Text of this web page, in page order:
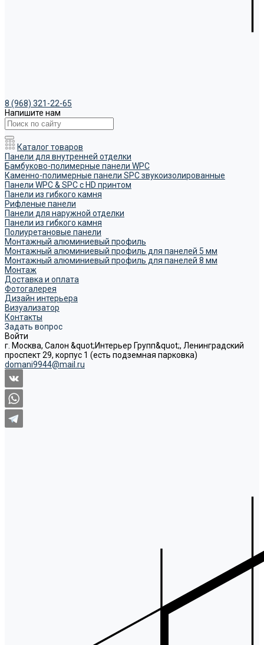
8 (968) 321-22-65
Напишите нам
Каталог товаров
Панели для внутренней отделки
Бамбуково-полимерные панели WPC
Каменно-полимерные панели SPC звукоизолированные
Панели WPC & SPC с HD принтом
Панели из гибкого камня
Рифленые панели
Панели для наружной отделки
Панели из гибкого камня
Полиуретановые панели
Монтажный алюминиевый профиль
Монтажный алюминиевый профиль для панелей 5 мм
Монтажный алюминиевый профиль для панелей 8 мм
Монтаж
Доставка и оплата
Фотогалерея
Дизайн интерьера
Визуализатор
Контакты
Задать вопрос
Войти
г. Москва, Салон &quot;Интерьер Групп&quot;, Ленинградский
проспект 29, корпус 1 (есть подземная парковка)
domani9944@mail.ru